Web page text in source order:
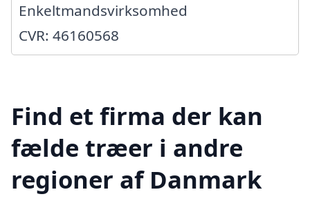
Enkeltmandsvirksomhed
CVR: 46160568
Find et firma der kan
fælde træer i andre
regioner af Danmark